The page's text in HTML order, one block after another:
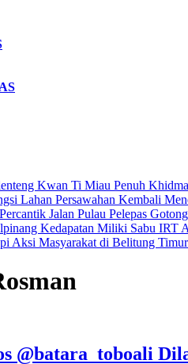
IRT
@batara_toboali